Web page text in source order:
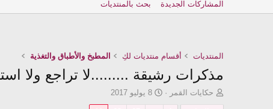
المشاركات الجديدة بحث بالمنتديات
المنتديات أقسام منتديات لكِ المطبخ والأطباق والتغذية
مذكرات رشيقة .........لا تراجع ولا
ب
ا
حكايات القمر
ت
ا
8 يوليو 2017